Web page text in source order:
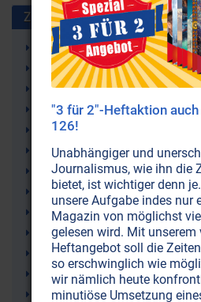
Zusammen benutzt mit:
William Thomas Stead
Himmel
Himmelreich
Jenseits
Verstorbene
Kausalwelt
Lebenshilfe
Tod
Sterben
Spiritualität
Jenseitskontakte
Reinkarnation
Lawrence von Arabien
"3 für 2"-Heftaktion
126!
Unabhängiger und
Journalismus, wie ihn die
bietet, ist wichtiger denn
unsere Aufgabe indes nur
Magazin von möglichst
gelesen wird. Mit unserem
Heftangebot soll die
so erschwinglich wie
wir nämlich heute
minutiöse Umsetzung